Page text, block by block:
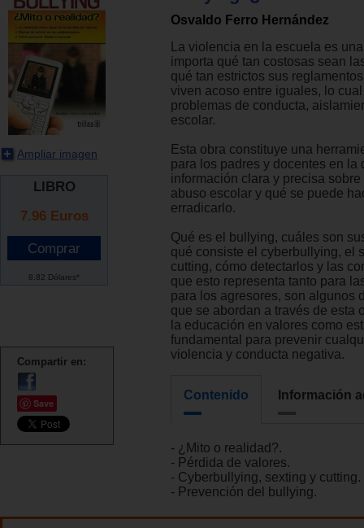
Ampliar imagen
LIBRO
7.96 Euros
8.82 Dólares*
Compartir en:
Save
Osvaldo Ferro Hernández
La violencia en la escuela es
importa qué tan costosas sean
qué tan estrictos sus
viven acoso entre iguales, lo
problemas de conducta,
escolar.
Esta obra constituye una
para los padres y docentes en la
información clara y precisa
abuso escolar y qué se puede
erradicarlo.
Qué es el bullying, cuáles son
qué consiste el cyberbullying, el
cutting, cómo detectarlos y las
que esto representa tanto para
para los agresores, son algunos
que se abordan a través de esta
la educación en valores como
fundamental para prevenir
violencia y conducta negativa.
Contenido Información
- ¿Mito o realidad?.
- Pérdida de valores.
- Cyberbullying, sexting y cutting.
- Prevención del bullying.